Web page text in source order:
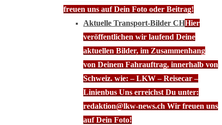
freuen uns auf Dein Foto oder Beitrag!
Aktuelle Transport-Bilder CHHier
veröffentlichen wir laufend Deine
aktuellen Bilder, im Zusammenhang
von Deinem Fahrauftrag, innerhalb von
Schweiz. wie: – LKW – Reisecar –
Linienbus Uns erreichst Du unter:
redaktion@lkw-news.ch Wir freuen uns
auf Dein Foto!